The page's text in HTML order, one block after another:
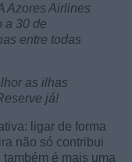
Azores Airlines
a 30 de
entre todas
as ilhas
já!
ligar de forma
não só contribui
é mais uma